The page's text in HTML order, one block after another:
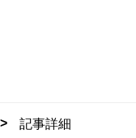
> 記事詳細